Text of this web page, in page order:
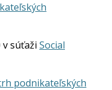
súťaži Social
podnikateľských